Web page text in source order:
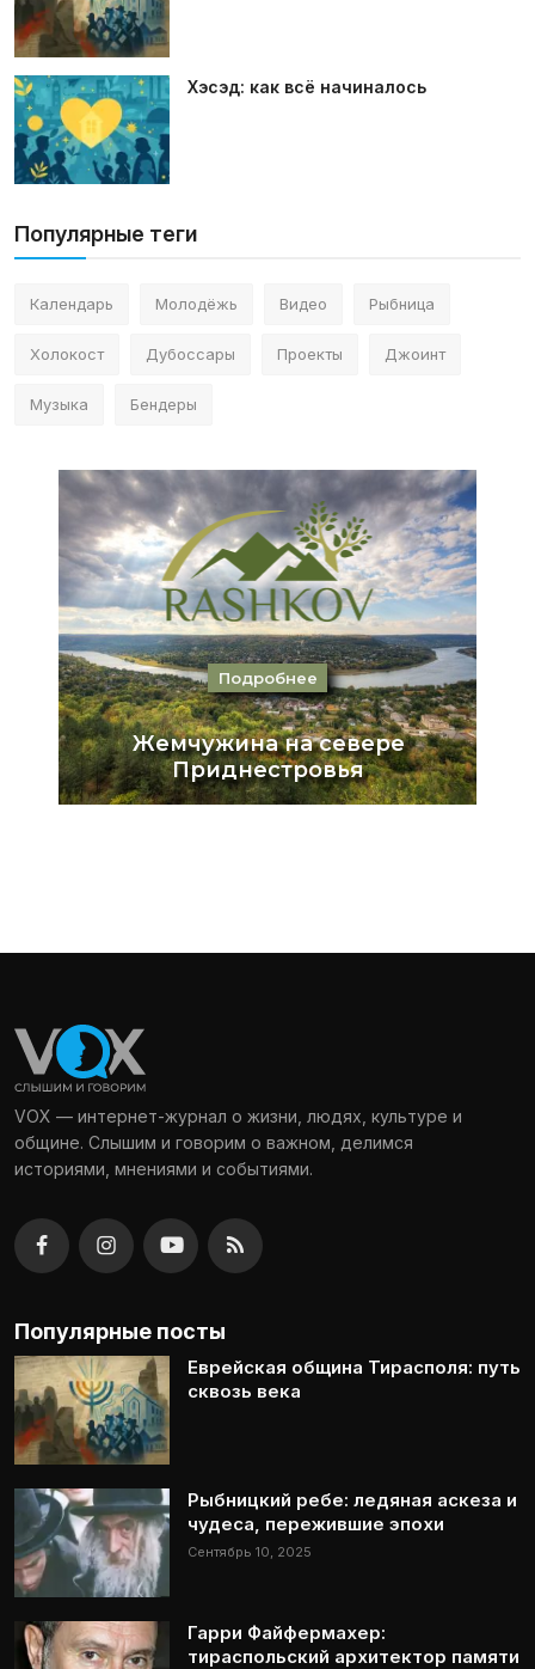
Хэсэд: как всё начиналось
Популярные теги
Календарь Молодёжь Видео Рыбница
Холокост Дубоссары Проекты Джоинт
Музыка Бендеры
VOX — интернет-журнал о жизни, людях, культуре и
общине. Слышим и говорим о важном, делимся
историями, мнениями и событиями.
Популярные посты
Еврейская община Тирасполя: путь
сквозь века
Рыбницкий ребе: ледяная аскеза и
чудеса, пережившие эпохи
Сентябрь 10, 2025
Гарри Файфермахер:
тираспольский архитектор памяти